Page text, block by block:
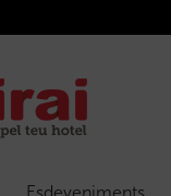
Esdeveniments